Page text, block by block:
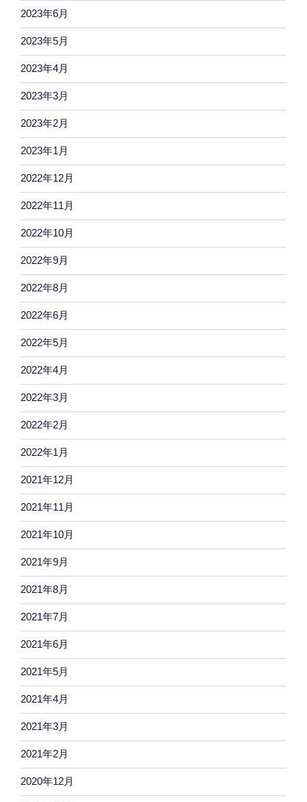
2023年6月
2023年5月
2023年4月
2023年3月
2023年2月
2023年1月
2022年12月
2022年11月
2022年10月
2022年9月
2022年8月
2022年6月
2022年5月
2022年4月
2022年3月
2022年2月
2022年1月
2021年12月
2021年11月
2021年10月
2021年9月
2021年8月
2021年7月
2021年6月
2021年5月
2021年4月
2021年3月
2021年2月
2020年12月